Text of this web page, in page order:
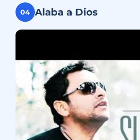
04 Alaba a Dios